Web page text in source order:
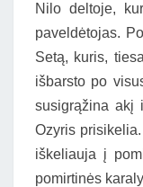
Nilo deltoje,
paveldėtojas.
Setą, kuris,
išbarsto po
susigrąžina akį
Ozyris
iškeliauja į
pomirtinės